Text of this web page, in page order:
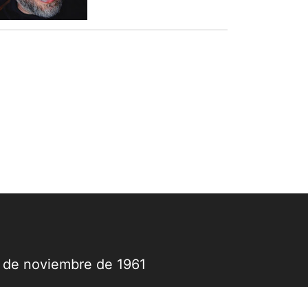
llama pleonasmo,
noviembre de 1961